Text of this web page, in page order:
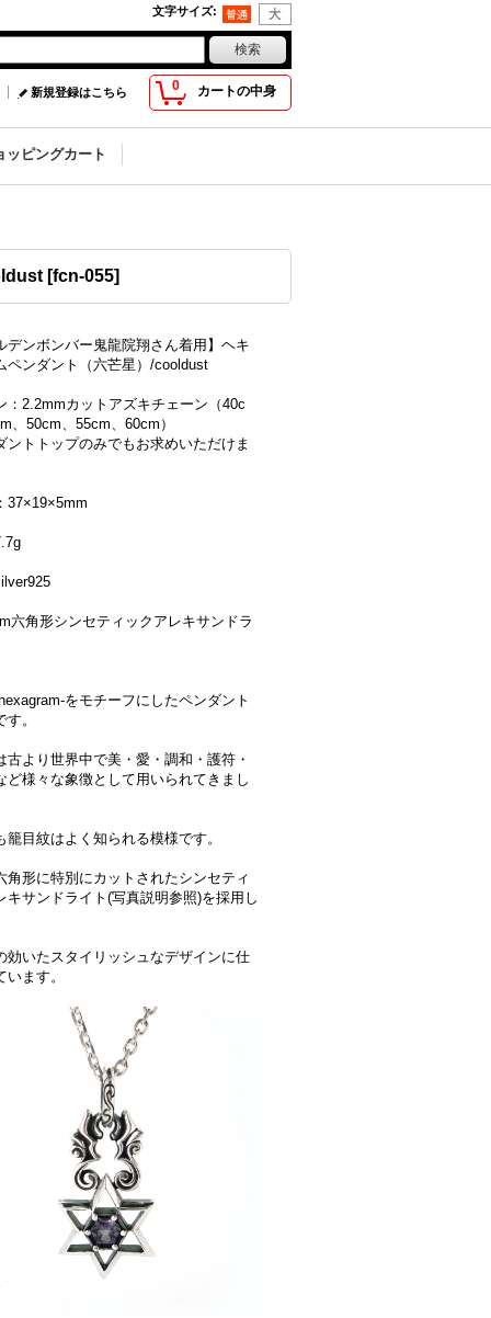
文字サイズ:
0 カートの中身
新規登録はこちら
ッピングカート
[fcn-055]
デンボンバー鬼龍院翔さん着用】ヘキ
ペンダント（六芒星）/cooldust
：2.2mmカットアズキチェーン（40c
、50cm、55cm、60cm）
トトップのみでもお求めいただけま
37×19×5mm
六角形シンセティックアレキサンドラ
をモチーフにしたペンダント
。
古より世界中で美・愛・調和・護符・
ど様々な象徴として用いられてきまし
籠目紋はよく知られる模様です。
角形に特別にカットされたシンセティ
キサンドライト(写真説明参照)を採用し
効いたスタイリッシュなデザインに仕
います。